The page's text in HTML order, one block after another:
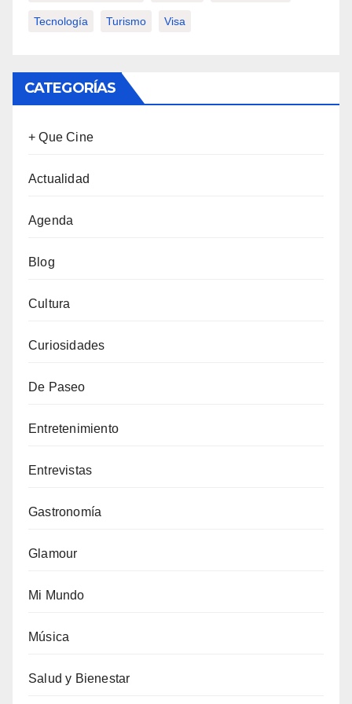
Tecnología Turismo Visa
CATEGORÍAS
+ Que Cine
Actualidad
Agenda
Blog
Cultura
Curiosidades
De Paseo
Entretenimiento
Entrevistas
Gastronomía
Glamour
Mi Mundo
Música
Salud y Bienestar